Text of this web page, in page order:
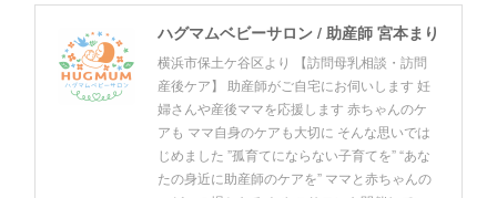
ハグマムベビーサロン / 助産師 宮本まり
横浜市保土ケ谷区より 【訪問母乳相談・訪問
産後ケア】 助産師がご自宅にお伺いします 妊
婦さんや産後ママを応援します 赤ちゃんのケ
アも ママ自身のケアも大切に そんな思いでは
じめました ”孤育てにならない子育てを” “あな
たの身近に助産師のケアを” ママと赤ちゃんの